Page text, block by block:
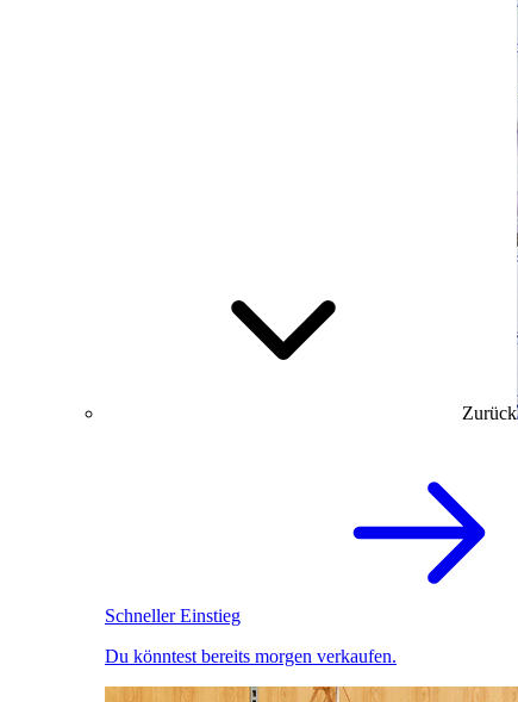
Zurück
Schneller Einstieg
Du könntest bereits morgen verkaufen.